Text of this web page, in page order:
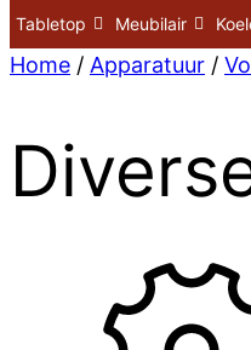
Tabletop Meubilair
Home / Apparatuur /